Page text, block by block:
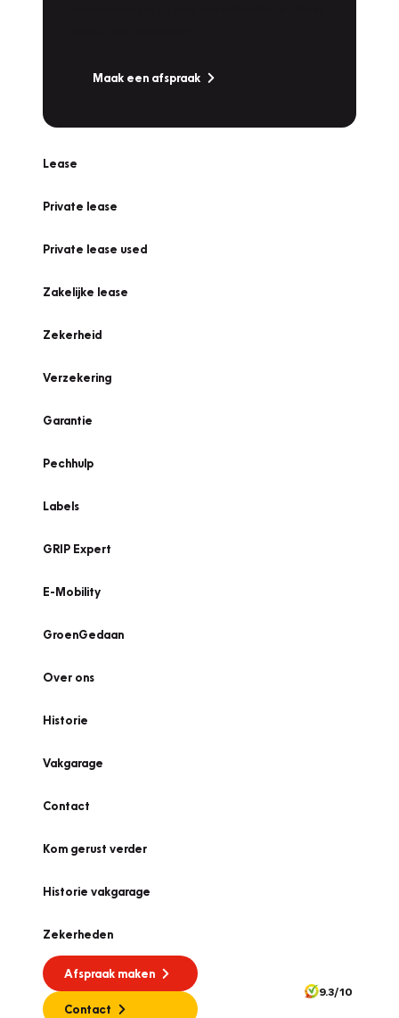
Maak een afspraak
Lease
Private lease
Private lease used
Zakelijke lease
Zekerheid
Verzekering
Garantie
Pechhulp
Labels
GRIP Expert
E-Mobility
GroenGedaan
Over ons
Historie
Vakgarage
Contact
Kom gerust verder
Historie vakgarage
Zekerheden
Afspraak maken
Contact
9.3/10